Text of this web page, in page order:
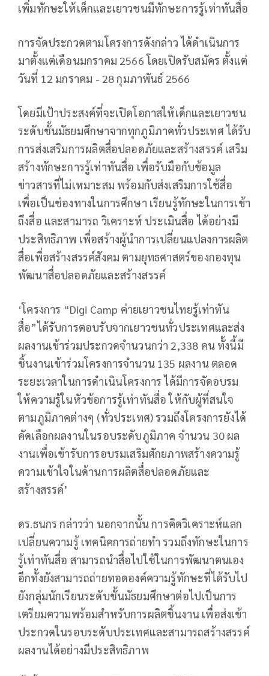
เพิ่มทักษะให้เด็กและเยาวชนมีทักษะการรู้เท่าทันสื่อ
การจัดประกวดตามโครงการดังกล่าว ได้ดำเนินการ
มาตั้งแต่เดือนมกราคม 2566 โดยเปิดรับสมัคร ตั้งแต่
วันที่ 12 มกราคม - 28 กุมภาพันธ์ 2566
โดยมีเป้าประสงค์ที่จะเปิดโอกาสให้เด็กและเยาวชน
ระดับชั้นมัธยมศึกษาจากทุกภูมิภาคทั่วประเทศ ได้รับ
การส่งเสริมการผลิตสื่อปลอดภัยและสร้างสรรค์ เสริม
สร้างทักษะการรู้เท่าทันสื่อ เพื่อรับมือกับข้อมูล
ข่าวสารที่ไม่เหมาะสม พร้อมกับส่งเสริมการใช้สื่อ
เพื่อเป็นช่องทางในการศึกษา เรียนรู้ทักษะในการเข้า
ถึงสื่อ และสามารถ วิเคราะห์ ประเมินสื่อ ได้อย่างมี
ประสิทธิภาพ เพื่อสร้างผู้นำการเปลี่ยนแปลงการผลิต
สื่อเพื่อสร้างสรรค์สังคม ตามยุทธศาสตร์ของกองทุน
พัฒนาสื่อปลอดภัยและสร้างสรรค์
‘โครงการ “Digi Camp ค่ายเยาวชนไทยรู้เท่าทัน
สื่อ”ได้รับการตอบรับจากเยาวชนทั่วประเทศและส่ง
ผลงานเข้าร่วมประกวดจำนวนกว่า 2,338 คน ทั้งนี้มี
ชิ้นงานเข้าร่วมโครงการจำนวน 135 ผลงาน ตลอด
ระยะเวลาในการดำเนินโครงการ ได้มีการจัดอบรม
ให้ความรู้ในหัวข้อการรู้เท่าทันสื่อ ให้กับผู้ที่สนใจ
ตามภูมิภาคต่างๆ (ทั่วประเทศ) รวมถึงโครงการยังได้
คัดเลือกผลงานในรอบระดับภูมิภาค จำนวน 30 ผล
งานเพื่อเข้ารับการอบรมเสริมศักยภาพสร้างความรู้
ความเข้าใจในด้านการผลิตสื่อปลอดภัยและ
สร้างสรรค์’
ดร.ธนกร กล่าวว่า นอกจากนั้น การคิดวิเคราะห์แลก
เปลี่ยนความรู้ เทคนิคการถ่ายทำ รวมถึงทักษะในการ
รู้เท่าทันสื่อ สามารถนำสื่อไปใช้ในการพัฒนาตนเอง
อีกทั้งยังสามารถถ่ายทอดองค์ความรู้ทักษะที่ได้รับไป
ยังกลุ่มนักเรียนระดับชั้นมัธยมศึกษาต่อไปเป็นการ
เตรียมความพร้อมสำหรับการผลิตชิ้นงาน เพื่อส่งเข้า
ประกวดในรอบระดับประเทศและสามารถสร้างสรรค์
ผลงานได้อย่างมีประสิทธิภาพ